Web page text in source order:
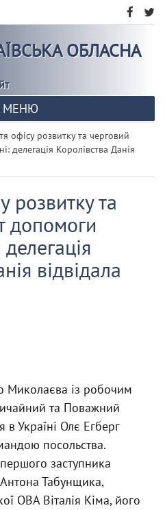
ОБЛАСНА
МЕНЮ
офісу розвитку та черговий
делегація Королівства Данія
розвитку та
допомоги
відвідала
Миколаєва із робочим
та Поважний
в Україні Олє Егберг
посольства.
заступника
Табунщика,
ОВА Віталія Кіма, його